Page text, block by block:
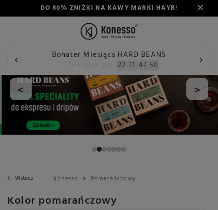
DO 80% ZNIŻKI NA KAWY MARKI HAYB!
Bohater Miesiąca HARD BEANS
22 11 47 49
< >
Wstecz Konesso Pomarańczowy
Kolor pomarańczowy